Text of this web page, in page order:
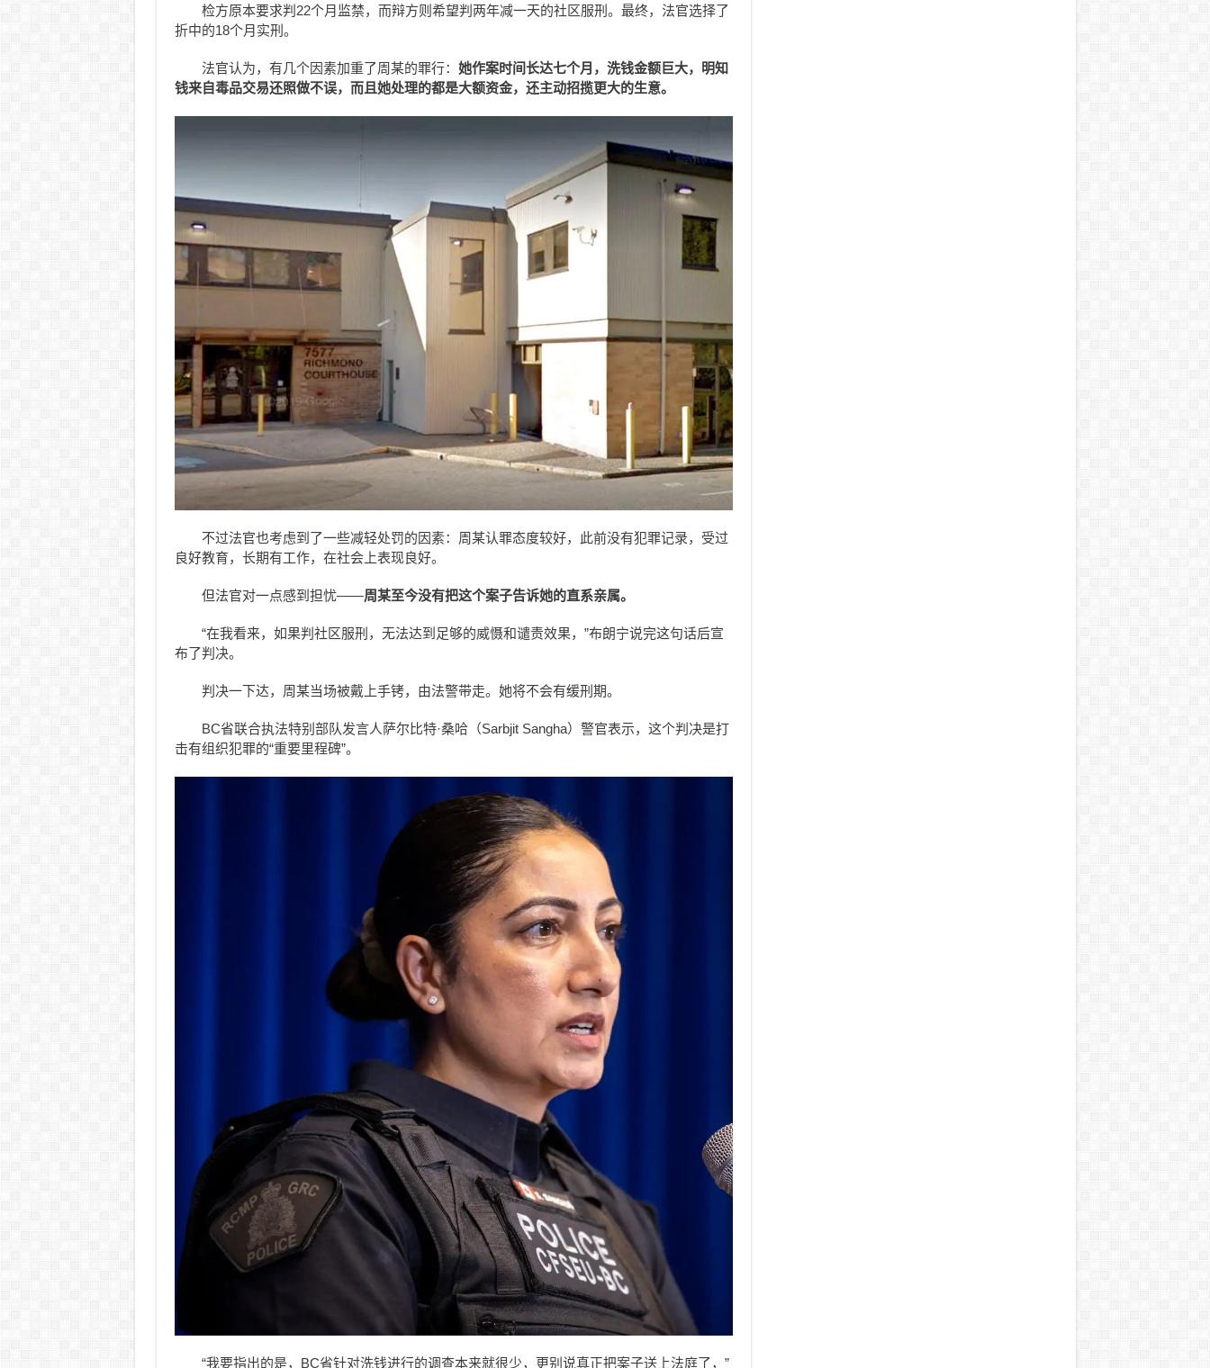
检方原本要求判22个月监禁，而辩方则希望判两年减一天的社区服刑。最终，法官选择了
折中的18个月实刑。
法官认为，有几个因素加重了周某的罪行： 她作案时间长达七个月，洗钱金额巨大，明知
钱来自毒品交易还照做不误，而且她处理的都是大额资金，还主动招揽更大的生意。
不过法官也考虑到了一些减轻处罚的因素：周某认罪态度较好，此前没有犯罪记录，受过
良好教育，长期有工作，在社会上表现良好。
但法官对一点感到担忧——周某至今没有把这个案子告诉她的直系亲属。
“在我看来，如果判社区服刑，无法达到足够的威慑和谴责效果，”布朗宁说完这句话后宣
布了判决。
判决一下达，周某当场被戴上手铐，由法警带走。她将不会有缓刑期。
BC省联合执法特别部队发言人萨尔比特·桑哈（Sarbjit Sangha）警官表示，这个判决是打
击有组织犯罪的“重要里程碑”。
“我要指出的是，BC省针对洗钱进行的调查本来就很少，更别说真正把案子送上法庭了，”